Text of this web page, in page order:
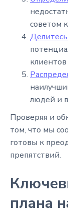
советом
людей и
Проверяя и
том, что мы
готовы к
препятствий.
плана